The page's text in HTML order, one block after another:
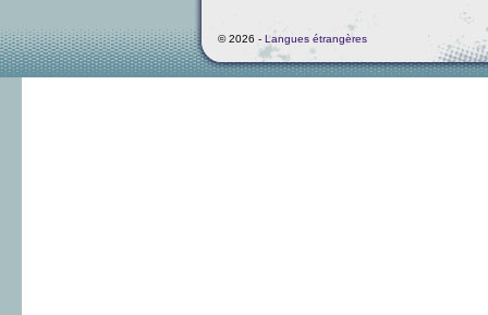
© 2026 - Langues étrangères